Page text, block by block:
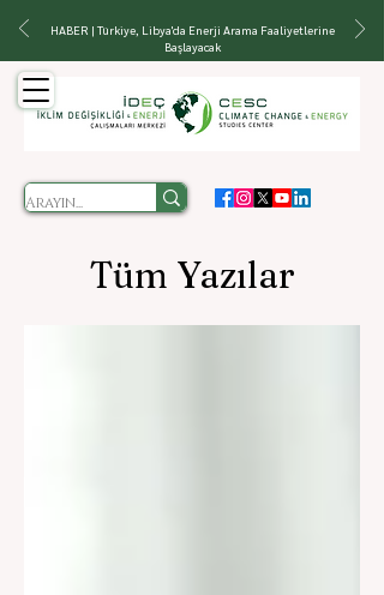
HABER | Türkiye, Libya'da Enerji Arama Faaliyetlerine
Başlayacak
Tüm Yazılar